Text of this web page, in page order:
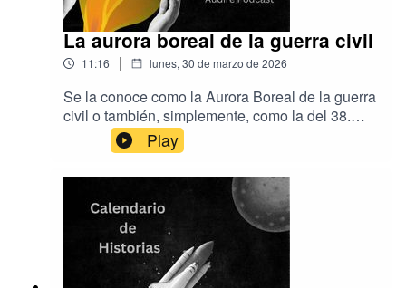
La aurora boreal de la guerra civil
11:16 | lunes, 30 de marzo de 2026
Se la conoce como la Aurora Boreal de la guerra
civil o también, simplemente, como la del 38.
Pero hay quien prefiere llamarla La Tormenta de
Fátima.En Calendario de historias recordamos a
la aurora boreal que, por unas horas, puso a la
guerra en segundo plano.Música de Aser
Rodríguez y EpidemicSoundProducción de
Audire Podcastwww.audirepodcast.com
Play